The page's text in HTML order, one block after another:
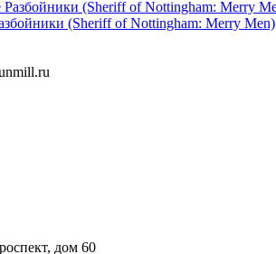
(Sheriff of Nottingham: Merry Men)
дом 60